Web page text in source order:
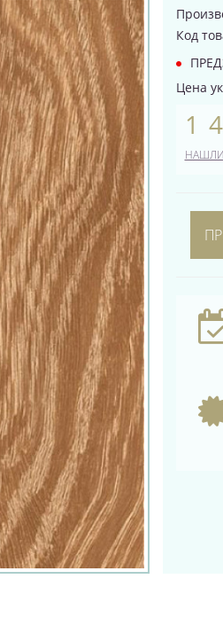
Код
Цена
1